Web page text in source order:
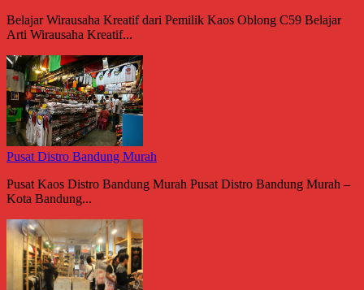
Belajar Wirausaha Kreatif dari Pemilik Kaos Oblong C59 Belajar
Arti Wirausaha Kreatif...
Pusat Distro Bandung Murah
Pusat Kaos Distro Bandung Murah Pusat Distro Bandung Murah –
Kota Bandung...